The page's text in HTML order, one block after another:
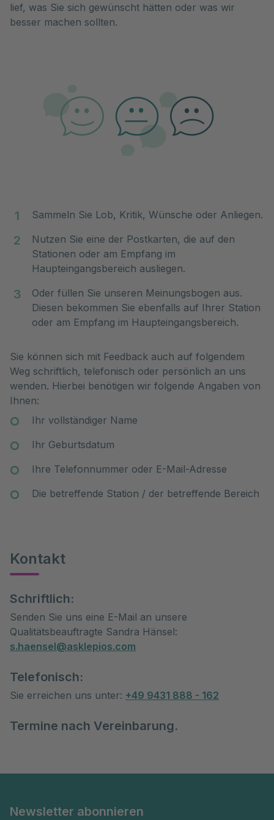
lief, was Sie sich gewünscht hätten oder was wir
besser machen sollten.
Sammeln Sie Lob, Kritik, Wünsche oder Anliegen.
Nutzen Sie eine der Postkarten, die auf den
Stationen oder am Empfang im
Haupteingangsbereich ausliegen.
Oder füllen Sie unseren Meinungsbogen aus.
Diesen bekommen Sie ebenfalls auf Ihrer Station
oder am Empfang im Haupteingangsbereich.
Sie können sich mit Feedback auch auf folgendem
Weg schriftlich, telefonisch oder persönlich an uns
wenden. Hierbei benötigen wir folgende Angaben von
Ihnen:
Ihr vollständiger Name
Ihr Geburtsdatum
Ihre Telefonnummer oder E-Mail-Adresse
Die betreffende Station / der betreffende Bereich
Kontakt
Schriftlich:
Senden Sie uns eine E-Mail an unsere
Qualitätsbeauftragte Sandra Hänsel:
s.haensel@asklepios.com
Telefonisch:
Sie erreichen uns unter: +49 9431 888 - 162
Termine nach Vereinbarung.
Newsletter abonnieren